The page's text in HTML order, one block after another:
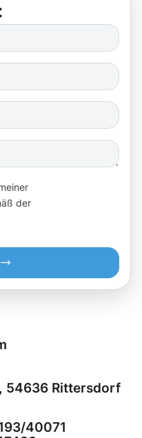
der
54636 Rittersdorf
40071